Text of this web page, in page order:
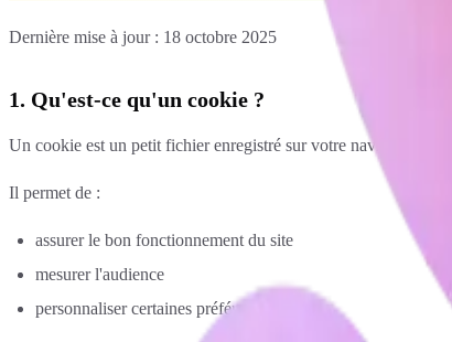
Dernière mise à jour : 18 octobre 2025
1. Qu'est-ce qu'un cookie ?
Un cookie est un petit fichier enregistré sur votre navigateur.
Il permet de :
assurer le bon fonctionnement du site
mesurer l'audience
personnaliser certaines préférences